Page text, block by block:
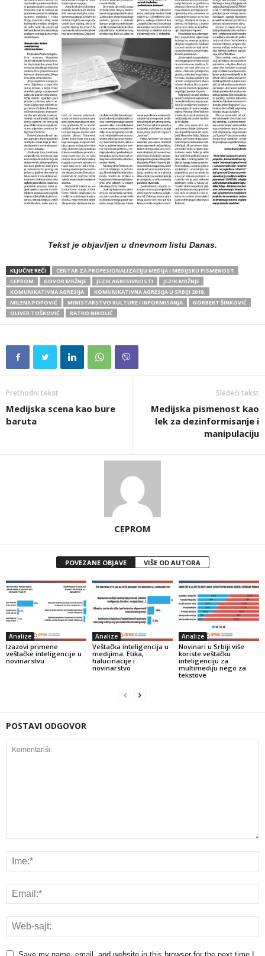
Tekst je objavljen u dnevnom listu Danas.
KLJUČNE REČI
CENTAR ZA PROFESIONALIZACIJU MEDIJA I MEDIJSKU PISMENOST
CEPROM
GOVOR MRŽNJE JEZIK AGRESIVNOSTI
JEZIK MRŽNJE
KOMUNIKATIVNA AGRESIJA
KOMUNIKATIVNA AGRESIJA U SRBIJI 2019.
MILENA POPOVIĆ
MINISTARSTVO KULTURE I INFORMISANJA
NORBERT ŠINKOVIĆ
OLIVER TOŠKOVIĆ
RATKO NIKOLIĆ
Prethodni tekst
Medijska scena kao bure
baruta
Sledeći tekst
Medijska pismenost kao
lek za dezinformisanje i
manipulaciju
CEPROM
POVEZANE OBJAVE VIŠE OD AUTORA
Analize
Izazovi primene
veštačke inteligencije u
novinarstvu
Analize
Veštačka inteligencija u
medijima: Etika,
halucinacije i
novinarstvo
Analize
Novinari u Srbiji više
koriste veštačku
inteligenciju za
multimediju nego za
tekstove
POSTAVI ODGOVOR